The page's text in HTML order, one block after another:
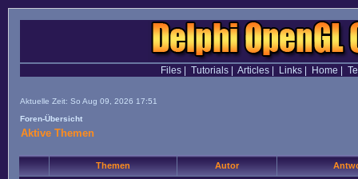
Files| Tutorials| Articles| Links| Home
Aktuelle Zeit: So Aug 09, 2026 17:51
Foren-Übersicht
Aktive Themen
Themen Autor